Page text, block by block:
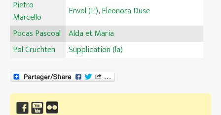
Pietro
Marcello
Envol (L'),Eleonora Duse
Pocas Pascoal
Alda et Maria
Pol Cruchten
Supplication (la)